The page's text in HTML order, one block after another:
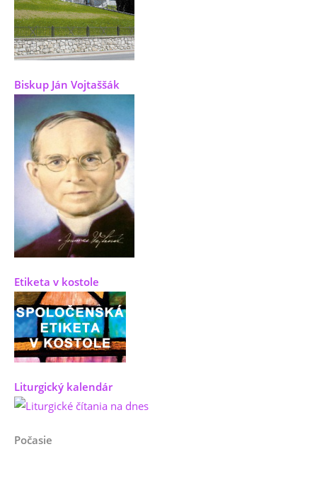
Biskup Ján Vojtaššák
Etiketa v kostole
Liturgický kalendár
Počasie